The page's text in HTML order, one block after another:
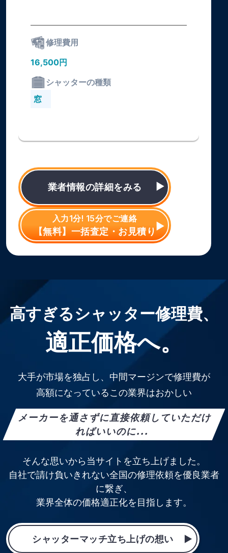
修理費用
16,500円
シャッターの種類
窓
業者情報の詳細をみる
入力1分! 15分でご連絡
【無料】一括査定・お見積り
高すぎるシャッター修理費、
適正価格へ。
大手が市場を独占し、中間マージンで修理費が
高額になっているこの業界はおかしい
メーカーを通さずに直接依頼していただけ
ればいいのに...
そんな思いから当サイトを立ち上げました。
自社で請け負いきれない全国の修理依頼を優良業者
に繋ぎ、
業界全体の価格適正化を目指します。
シャッターマッチ立ち上げの想い